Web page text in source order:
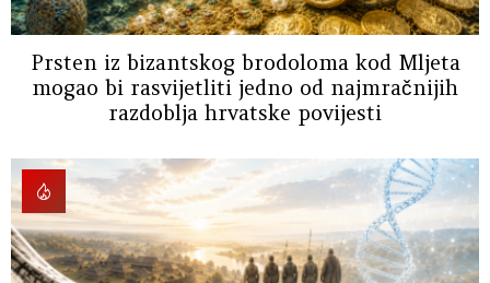
Prsten iz bizantskog brodoloma kod Mljeta
mogao bi rasvijetliti jedno od najmračnijih
razdoblja hrvatske povijesti